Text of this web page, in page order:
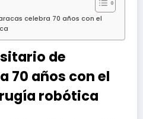
celebra 70 años con el
de
70 años con el
robótica